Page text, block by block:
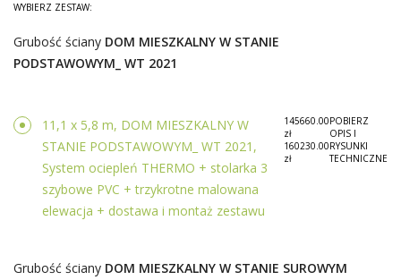
WYBIERZ ZESTAW:
Grubość ściany DOM MIESZKALNY W STANIE
PODSTAWOWYM_ WT 2021
11,1 x 5,8 m, DOM MIESZKALNY W
STANIE PODSTAWOWYM_ WT 2021,
System ociepleń THERMO + stolarka 3
szybowe PVC + trzykrotne malowana
elewacja + dostawa i montaż zestawu
145660.00
zł
160230.00
zł
POBIERZ
OPIS I
RYSUNKI
TECHNICZNE
Grubość ściany DOM MIESZKALNY W STANIE SUROWYM